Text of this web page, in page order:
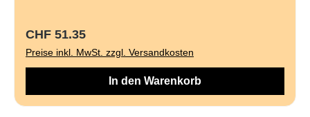
Regulärer Preis:
CHF 51.35
Preise inkl. MwSt. zzgl. Versandkosten
In den Warenkorb